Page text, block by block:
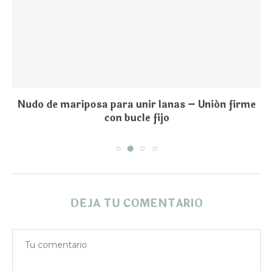
Nudo de mariposa para unir lanas – Unión firme
con bucle fijo
DEJA TU COMENTARIO